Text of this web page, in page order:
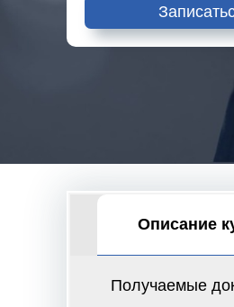
Описание
Получаемые